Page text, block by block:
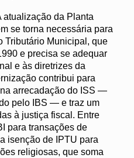
atualização da Planta
se torna necessária para
Tributário Municipal, que
e precisa se adequar
e às diretrizes da
contribui para
arrecadação do ISS —
pelo IBS — e traz um
à justiça fiscal. Entre
para transações de
isenção de IPTU para
religiosas, que soma